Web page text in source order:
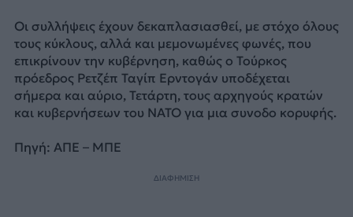
Οι συλλήψεις έχουν δεκαπλασιασθεί, με στόχο όλους
τους κύκλους, αλλά και μεμονωμένες φωνές, που
επικρίνουν την κυβέρνηση, καθώς ο Τούρκος
πρόεδρος Ρετζέπ Ταγίπ Ερντογάν υποδέχεται
σήμερα και αύριο, Τετάρτη, τους αρχηγούς κρατών
και κυβερνήσεων του ΝΑΤΟ για μια συνοδο κορυφής.
Πηγή: ΑΠΕ – ΜΠΕ
ΔΙΑΦΗΜΙΣΗ